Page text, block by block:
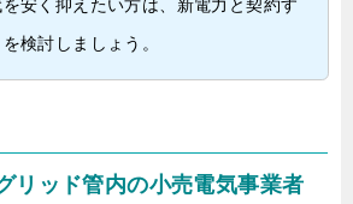
安く抑えたい方は、新電力と契約す
検討しましょう。
リッド管内の小売電気事業者